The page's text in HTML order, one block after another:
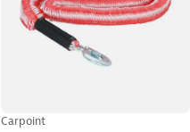
Carpoint